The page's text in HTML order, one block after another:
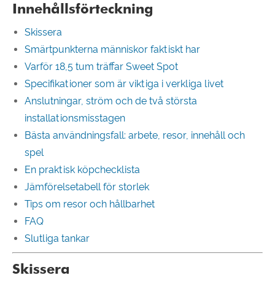
Innehållsförteckning
Skissera
Smärtpunkterna människor faktiskt har
Varför 18,5 tum träffar Sweet Spot
Specifikationer som är viktiga i verkliga livet
Anslutningar, ström och de två största
installationsmisstagen
Bästa användningsfall: arbete, resor, innehåll och
spel
En praktisk köpchecklista
Jämförelsetabell för storlek
Tips om resor och hållbarhet
FAQ
Slutliga tankar
Skissera